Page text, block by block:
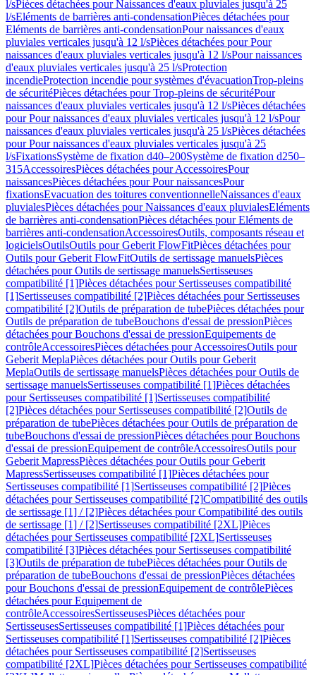
l/sPièces détachées pour Naissances d'eaux pluviales jusqu'à 25
l/sEléments de barrières anti-condensationPièces détachées pour
Eléments de barrières anti-condensationPour naissances d'eaux
pluviales verticales jusqu'à 12 l/sPièces détachées pour Pour
naissances d'eaux pluviales verticales jusqu'à 12 l/sPour naissances
d'eaux pluviales verticales jusqu'à 25 l/sProtection
incendieProtection incendie pour systèmes d'évacuationTrop-pleins
de sécuritéPièces détachées pour Trop-pleins de sécuritéPour
naissances d'eaux pluviales verticales jusqu'à 12 l/sPièces détachées
pour Pour naissances d'eaux pluviales verticales jusqu'à 12 l/sPour
naissances d'eaux pluviales verticales jusqu'à 25 l/sPièces détachées
pour Pour naissances d'eaux pluviales verticales jusqu'à 25
l/sFixationsSystème de fixation d40–200Système de fixation d250–
315AccessoiresPièces détachées pour AccessoiresPour
naissancesPièces détachées pour Pour naissancesPour
fixationsEvacuation des toitures conventionnelleNaissances d'eaux
pluvialesPièces détachées pour Naissances d'eaux pluvialesEléments
de barrières anti-condensationPièces détachées pour Eléments de
barrières anti-condensationAccessoiresOutils, composants réseau et
logicielsOutilsOutils pour Geberit FlowFitPièces détachées pour
Outils pour Geberit FlowFitOutils de sertissage manuelsPièces
détachées pour Outils de sertissage manuelsSertisseuses
compatibilité [1]Pièces détachées pour Sertisseuses compatibilité
[1]Sertisseuses compatibilité [2]Pièces détachées pour Sertisseuses
compatibilité [2]Outils de préparation de tubePièces détachées pour
Outils de préparation de tubeBouchons d'essai de pressionPièces
détachées pour Bouchons d'essai de pressionEquipements de
contrôleAccessoiresPièces détachées pour AccessoiresOutils pour
Geberit MeplaPièces détachées pour Outils pour Geberit
MeplaOutils de sertissage manuelsPièces détachées pour Outils de
sertissage manuelsSertisseuses compatibilité [1]Pièces détachées
pour Sertisseuses compatibilité [1]Sertisseuses compatibilité
[2]Pièces détachées pour Sertisseuses compatibilité [2]Outils de
préparation de tubePièces détachées pour Outils de préparation de
tubeBouchons d'essai de pressionPièces détachées pour Bouchons
d'essai de pressionEquipement de contrôleAccessoiresOutils pour
Geberit MapressPièces détachées pour Outils pour Geberit
MapressSertisseuses compatibilité [1]Pièces détachées pour
Sertisseuses compatibilité [1]Sertisseuses compatibilité [2]Pièces
détachées pour Sertisseuses compatibilité [2]Compatibilité des outils
de sertissage [1] / [2]Pièces détachées pour Compatibilité des outils
de sertissage [1] / [2]Sertisseuses compatibilité [2XL]Pièces
détachées pour Sertisseuses compatibilité [2XL]Sertisseuses
compatibilité [3]Pièces détachées pour Sertisseuses compatibilité
[3]Outils de préparation de tubePièces détachées pour Outils de
préparation de tubeBouchons d'essai de pressionPièces détachées
pour Bouchons d'essai de pressionEquipement de contrôlePièces
détachées pour Equipement de
contrôleAccessoiresSertisseusesPièces détachées pour
SertisseusesSertisseuses compatibilité [1]Pièces détachées pour
Sertisseuses compatibilité [1]Sertisseuses compatibilité [2]Pièces
détachées pour Sertisseuses compatibilité [2]Sertisseuses
compatibilité [2XL]Pièces détachées pour Sertisseuses compatibilité